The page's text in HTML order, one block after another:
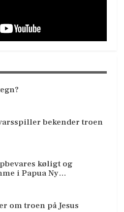
bekender troen
køligt og
i Papua Ny…
om troen på Jesus